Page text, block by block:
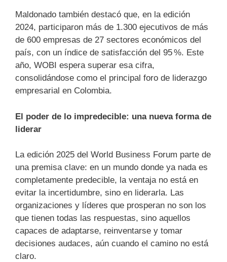
Maldonado también destacó que, en la edición
2024, participaron más de 1.300 ejecutivos de más
de 600 empresas de 27 sectores económicos del
país, con un índice de satisfacción del 95 %. Este
año, WOBI espera superar esa cifra,
consolidándose como el principal foro de liderazgo
empresarial en Colombia.
El poder de lo impredecible: una nueva forma de
liderar
La edición 2025 del World Business Forum parte de
una premisa clave: en un mundo donde ya nada es
completamente predecible, la ventaja no está en
evitar la incertidumbre, sino en liderarla. Las
organizaciones y líderes que prosperan no son los
que tienen todas las respuestas, sino aquellos
capaces de adaptarse, reinventarse y tomar
decisiones audaces, aún cuando el camino no está
claro.